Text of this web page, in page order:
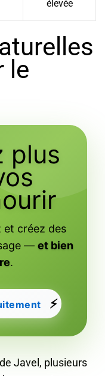
élevée
le
plus
et créez des
— et bien
.
⚡
Javel, plusieurs